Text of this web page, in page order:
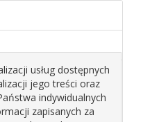
usług dostępnych
jego treści oraz
indywidualnych
zapisanych za